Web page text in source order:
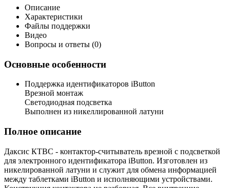
Описание
Характеристики
Файлы поддержки
Видео
Вопросы и ответы (0)
Основные особенности
Поддержка идентификаторов iButton
Врезной монтаж
Светодиодная подсветка
Выполнен из никеллированной латуни
Полное описание
Даксис КТВС - контактор-считыватель врезной с подсветкой
для электронного идентификатора iButton. Изготовлен из
никелированной латуни и служит для обмена информацией
между таблетками iButton и исполняющими устройствами.